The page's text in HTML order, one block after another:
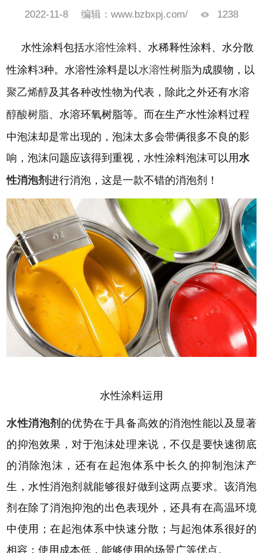
2022-11-8 编辑：www.bzbxpj.com/ 1238
水性涂料包括水溶性涂料、水稀释性涂料、水分散
性涂料3种。水溶性涂料是以水溶性树脂为成膜物，以
聚乙烯醇及其各种改性物为代表，除此之外还有水溶
醇酸树脂、水溶环氧树脂等。而在生产水性涂料过程
中泡沫却是常出现的，泡沫太多会带俩很多不良的影
响，泡沫问题应该得到重视，水性涂料泡沫可以用 水
性消泡剂进行消泡，这是一款不错的消泡剂！
水性涂料运用
水性消泡剂 的优势在于具备高效的消泡性能以及显著
的抑泡效果，对于泡沫处理来说，不仅是要快速彻底
的消除泡沫，还有在起泡体系中长久的抑制泡沫产
生，水性消泡剂就能够很好做到这两点要求。 该消泡
剂在除了消泡抑泡的出色表现外，还具有在高温环境
中使用；在起泡体系中快速分散；与起泡体系很好的
相容；使用成本低，能够使用的场景广等优点。